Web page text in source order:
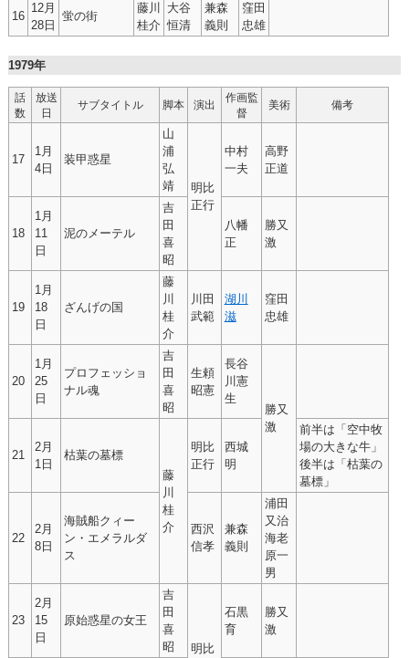
16
12月
28日
蛍の街
藤川
桂介
大谷
恒清
兼森
義則
窪田
忠雄
1979年
話
数
放送
日
サブタイトル 脚本 演出
作画監
督
美術 備考
17
1月
4日
装甲惑星
山
浦
弘
靖
明比
正行
中村
一夫
高野
正道
18
1月
11
日
泥のメーテル
吉
田
喜
昭
八幡
正
勝又
激
19
1月
18
日
ざんげの国
藤
川
桂
介
川田
武範
湖川
滋
窪田
忠雄
20
1月
25
日
プロフェッショ
ナル魂
吉
田
喜
昭
生頼
昭憲
長谷
川憲
生
勝又
激
21
2月
1日
枯葉の墓標
藤
川
桂
介
明比
正行
西城
明
前半は「空中牧
場の大きな牛」
後半は「枯葉の
墓標」
22
2月
8日
海賊船クィー
ン・エメラルダ
ス
西沢
信孝
兼森
義則
浦田
又治
海老
原一
男
23
2月
15
日
原始惑星の女王
吉
田
喜
昭
明比
石黒
育
勝又
激